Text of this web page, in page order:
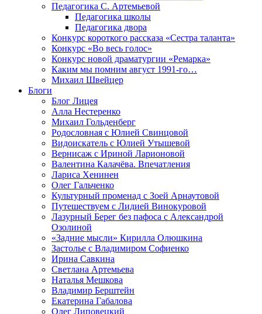
Педагогика С. Артемьевой
Педагогика школы
Педагогика двора
Конкурс короткого рассказа «Сестра таланта»
Конкурс «Во весь голос»
Конкурс новой драматургии «Ремарка»
Каким мы помним август 1991-го…
Михаил Швейцер
Блоги
Блог Лицея
Алла Нестеренко
Михаил Гольденберг
Родословная с Юлией Свинцовой
Видоискатель с Юлией Утышевой
Вернисаж с Ириной Ларионовой
Валентина Калачёва. Впечатления
Лариса Хенинен
Олег Гальченко
Культурный променад с Зоей Арнаутовой
Путешествуем с Лидией Винокуровой
Лазурный Берег без пафоса с Александрой
Озолиной
«Задние мысли» Кирилла Олюшкина
Застолье с Владимиром Софиенко
Ирина Савкина
Светлана Артемьева
Наталья Мешкова
Владимир Берштейн
Екатерина Габалова
Олег Липовецкий